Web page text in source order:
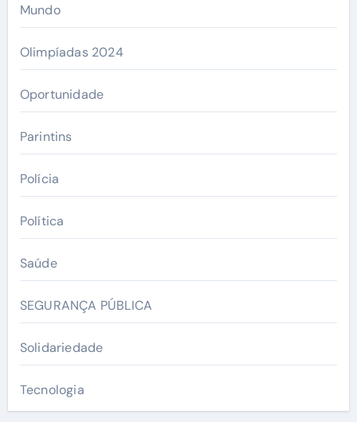
Mundo
Olimpíadas 2024
Oportunidade
Parintins
Polícia
Política
Saúde
SEGURANÇA PÚBLICA
Solidariedade
Tecnologia